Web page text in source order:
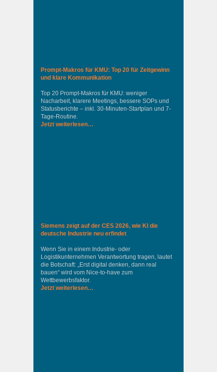
Prompt-Makros für KMU: Top 20 für Zeitgewinn
und klare Kommunikation
Top 20 Prompt-Makros für KMU: weniger
Nacharbeit, klarere Meetings, bessere SOPs und
Statusberichte – inkl. 30-Minuten-Startplan und 7-
Tage-Routine.
Jetzt weiterlesen…
Siemens zeigt auf der CES 2026, wie KI die
deutsche Industrie neu erfindet
Wenn Sie in einem Industrie‑ oder
Logistikunternehmen Verantwortung tragen, lautet
die Botschaft: „Erst digital denken, dann real
bauen“ wird vom Nice‑to‑have zum
Wettbewerbsfaktor.
Jetzt weiterlesen…